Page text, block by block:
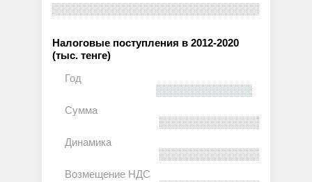
Налоговые поступления в 2012-2020
(тыс. тенге)